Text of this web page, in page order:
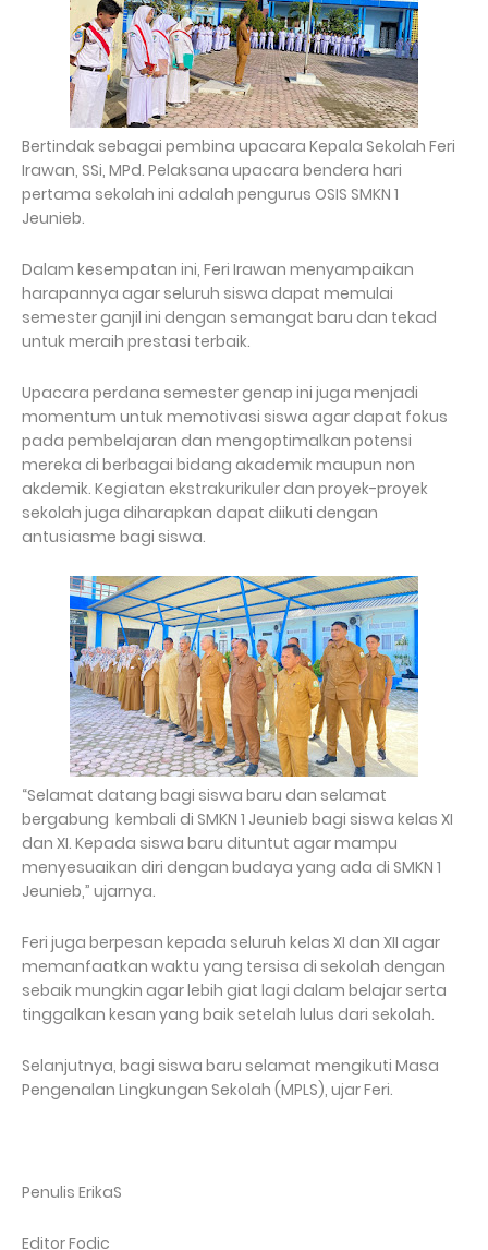
Bertindak sebagai pembina upacara Kepala Sekolah Feri
Irawan, SSi, MPd. Pelaksana upacara bendera hari
pertama sekolah ini adalah pengurus OSIS SMKN 1
Jeunieb.
Dalam kesempatan ini, Feri Irawan menyampaikan
harapannya agar seluruh siswa dapat memulai
semester ganjil ini dengan semangat baru dan tekad
untuk meraih prestasi terbaik.
Upacara perdana semester genap ini juga menjadi
momentum untuk memotivasi siswa agar dapat fokus
pada pembelajaran dan mengoptimalkan potensi
mereka di berbagai bidang akademik maupun non
akdemik. Kegiatan ekstrakurikuler dan proyek-proyek
sekolah juga diharapkan dapat diikuti dengan
antusiasme bagi siswa.
“Selamat datang bagi siswa baru dan selamat
bergabung kembali di SMKN 1 Jeunieb bagi siswa kelas XI
dan XI. Kepada siswa baru dituntut agar mampu
menyesuaikan diri dengan budaya yang ada di SMKN 1
Jeunieb,” ujarnya.
Feri juga berpesan kepada seluruh kelas XI dan XII agar
memanfaatkan waktu yang tersisa di sekolah dengan
sebaik mungkin agar lebih giat lagi dalam belajar serta
tinggalkan kesan yang baik setelah lulus dari sekolah.
Selanjutnya, bagi siswa baru selamat mengikuti Masa
Pengenalan Lingkungan Sekolah (MPLS), ujar Feri.
Penulis ErikaS
Editor Fodic